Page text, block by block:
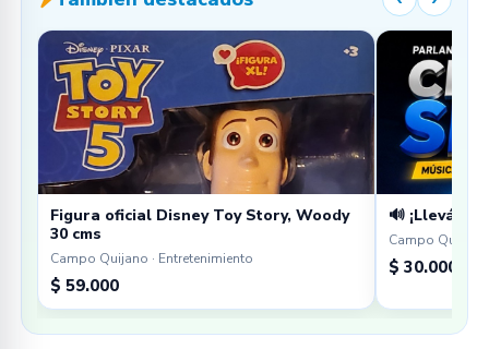
Figura oficial Disney Toy Story, Woody
30 cms
Campo Quijano · Entretenimiento
$ 59.000
🔊 ¡Llevá tu
Campo
$ 30.000